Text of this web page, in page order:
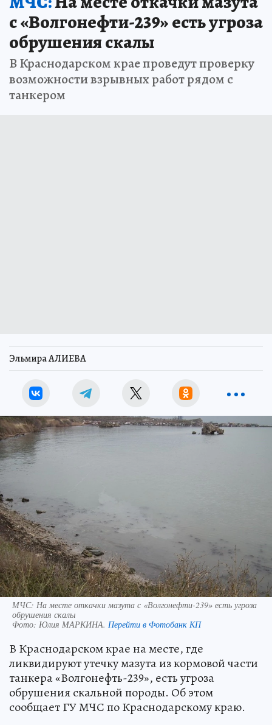
с «Волгонефти-239» есть угроза
обрушения скалы
В Краснодарском крае проведут проверку
возможности взрывных работ рядом с
танкером
Эльмира АЛИЕВА
МЧС: На месте откачки мазута с «Волгонефти-239» есть угроза
обрушения скалы
Фото: Юлия МАРКИНА. Перейти в Фотобанк КП
В Краснодарском крае на месте, где
ликвидируют утечку мазута из кормовой части
танкера «Волгонефть-239», есть угроза
обрушения скальной породы. Об этом
сообщает ГУ МЧС по Краснодарскому краю.